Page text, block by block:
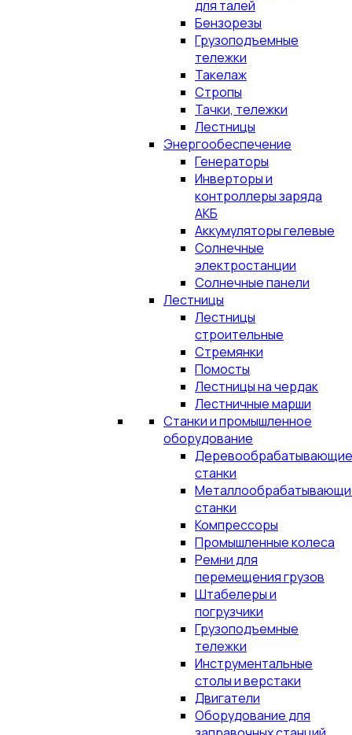
для талей
Бензорезы
Грузоподъемные
тележки
Такелаж
Стропы
Тачки, тележки
Лестницы
Энергообеспечение
Генераторы
Инверторы и
контроллеры заряда
АКБ
Аккумуляторы гелевые
Солнечные
электростанции
Солнечные панели
Лестницы
Лестницы
строительные
Стремянки
Помосты
Лестницы на чердак
Лестничные марши
Станки и промышленное
оборудование
Деревообрабатывающие
станки
станки
Компрессоры
Промышленные колеса
Ремни для
перемещения грузов
Штабелеры и
погрузчики
Грузоподъемные
тележки
Инструментальные
столы и верстаки
Двигатели
Оборудование для